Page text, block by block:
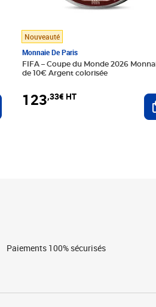
au panier
Nouveauté
Monnaie De Paris
FIFA – Coupe du Monde 2026
de 10€ Argent colorisée
123,33€ HT
Paiements 100% sécurisés